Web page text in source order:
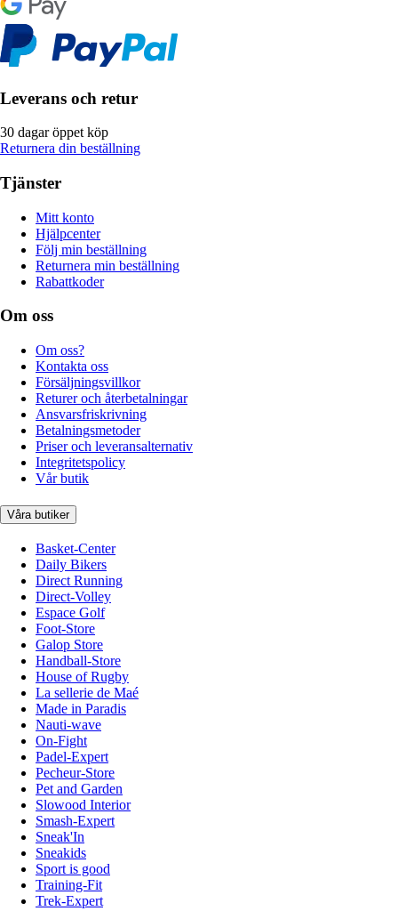
Leverans och retur
30 dagar öppet köp
Returnera din beställning
Tjänster
Mitt konto
Hjälpcenter
Följ min beställning
Returnera min beställning
Rabattkoder
Om oss
Om oss?
Kontakta oss
Försäljningsvillkor
Returer och återbetalningar
Ansvarsfriskrivning
Betalningsmetoder
Priser och leveransalternativ
Integritetspolicy
Vår butik
Våra butiker
Basket-Center
Daily Bikers
Direct Running
Direct-Volley
Espace Golf
Foot-Store
Galop Store
Handball-Store
House of Rugby
La sellerie de Maé
Made in Paradis
Nauti-wave
On-Fight
Padel-Expert
Pecheur-Store
Pet and Garden
Slowood Interior
Smash-Expert
Sneak'In
Sneakids
Sport is good
Training-Fit
Trek-Expert